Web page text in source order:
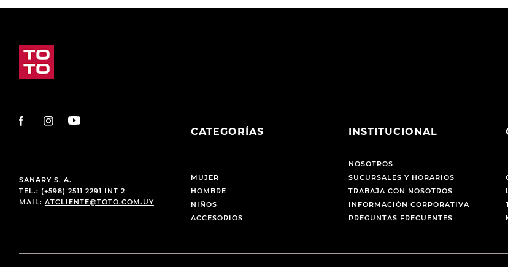
SANARY S. A.
TEL.: (+598) 2511 2291 INT 2
MAIL: ATCLIENTE@TOTO.COM.UY
CATEGORÍAS
MUJER
HOMBRE
NIÑOS
ACCESORIOS
INSTITUCIONAL
NOSOTROS
SUCURSALES Y HORARIOS
TRABAJA CON NOSOTROS
INFORMACIÓN CORPORATIVA
PREGUNTAS FRECUENTES